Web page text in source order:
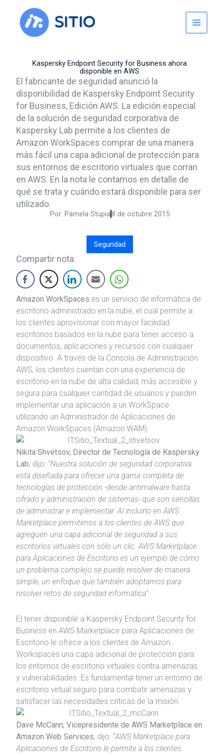
content
Kaspersky Endpoint Security for Business ahora
disponible en AWS
El fabricante de seguridad anunció la
disponibilidad de Kaspersky Endpoint Security
for Business, Edición AWS. La edición especial
de la solución de seguridad corporativa de
Kaspersky Lab permite a los clientes de
Amazon WorkSpaces comprar de una manera
más fácil una capa adicional de protección para
sus entornos de escritorio virtuales que corran
en AWS. En la nota le contamos en detalle de
qué se trata y cuándo estará disponible para ser
utilizado.
Por: Pamela Stupia8 de octubre 2015
Seguridad
Compartir nota:
Amazon WorkSpaces es un servicio de informática de
escritorio administrado en la nube, el cual permite a
los clientes aprovisionar con mayor facilidad
escritorios basados en la nube para tener acceso a
documentos, aplicaciones y recursos con cualquier
dispositivo. A través de la Consola de Administración
AWS, los clientes cuentan con una experiencia de
escritorio en la nube de alta calidad, más accesible y
segura para cualquier cantidad de usuarios y pueden
implementar una aplicación a un WorkSpace
utilizando un Administrador de Aplicaciones de
Amazon WorkSpaces (Amazon WAM).
Nikita Shvetsov, Director de Tecnología de Kaspersky
Lab, dijo: “Nuestra solución de seguridad corporativa
está diseñada para ofrecer una gama completa de
tecnologías de protección -desde antimalware hasta
cifrado y administración de sistemas- que son sencillas
de administrar e implementar. Al incluirlo en AWS
Marketplace permitimos a los clientes de AWS que
agreguen una capa adicional de seguridad a sus
escritorios virtuales con sólo un clic. AWS Marketplace
para Aplicaciones de Escritorio es un ejemplo de cómo
un problema complejo se puede resolver de manera
simple, un enfoque que también adoptamos para
resolver retos de seguridad informática”.
El tener disponible a Kaspersky Endpoint Security for
Business en AWS Marketplace para Aplicaciones de
Escritorio le ofrece a los clientes de Amazon
Workspaces una capa adicional de protección para
los entornos de escritorio virtuales contra amenazas
y vulnerabilidades. Es fundamental tener un entorno de
escritorio virtual seguro para combatir amenazas y
satisfacer las necesidades críticas de la misión.
Dave McCann, Vicepresidente de AWS Marketplace en
Amazon Web Services, dijo: “AWS Marketplace para
Aplicaciones de Escritorio le permite a los clientes